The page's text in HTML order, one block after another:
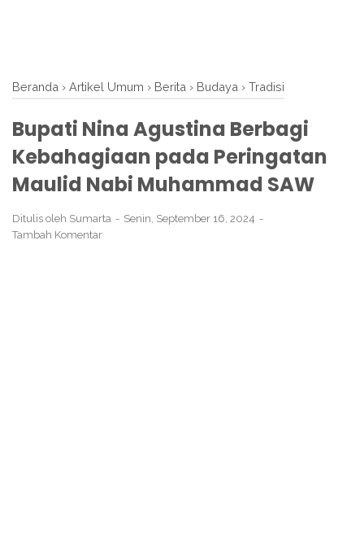
Beranda › Artikel Umum › Berita › Budaya › Tradisi
Bupati Nina Agustina Berbagi
Kebahagiaan pada Peringatan
Maulid Nabi Muhammad SAW
Ditulis oleh Sumarta
Senin, September 16, 2024
Tambah Komentar